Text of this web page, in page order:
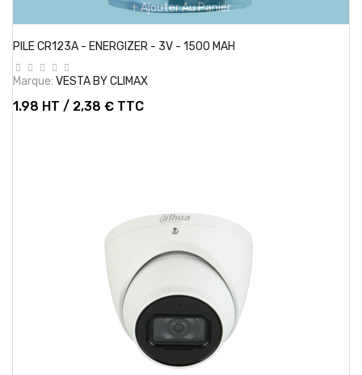
+ Ajouter Au Panier
PILE CR123A - ENERGIZER - 3V - 1500 MAH
Marque: VESTA BY CLIMAX
1.98 HT / 2,38 € TTC